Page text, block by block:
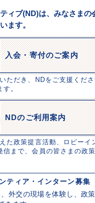
ィブ(ND)は、みなさまの
ます。
入会・寄付のご案内
ただき、NDをご支援くだ
。
NDのご利用案内
た政策提言活動、ロビーイ
信まで、会員の皆さまの政
ティア・インターン募集
外交の現場を体験し、政